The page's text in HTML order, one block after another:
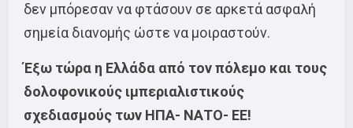
δεν μπόρεσαν να φτάσουν σε αρκετά ασφαλή
σημεία διανομής ώστε να μοιραστούν.
Έξω τώρα η Ελλάδα από τον πόλεμο και τους
δολοφονικούς ιμπεριαλιστικούς
σχεδιασμούς των ΗΠΑ- ΝΑΤΟ- ΕΕ!